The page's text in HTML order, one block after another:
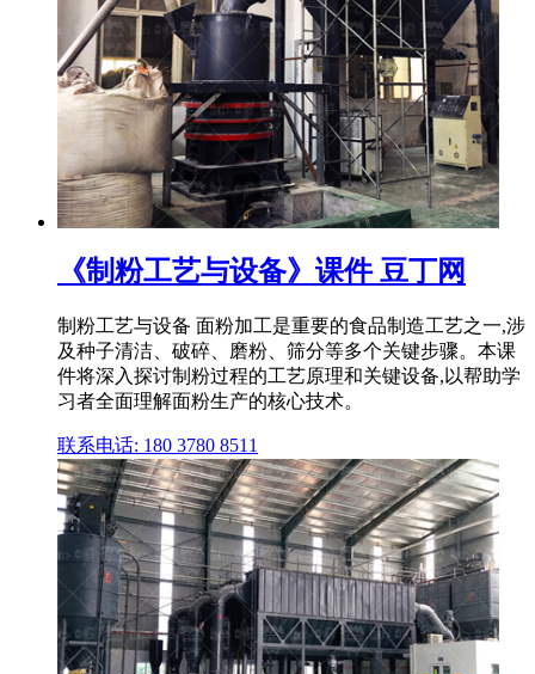
《制粉工艺与设备》课件 豆丁网
制粉工艺与设备 面粉加工是重要的食品制造工艺之一,涉
及种子清洁、破碎、磨粉、筛分等多个关键步骤。本课
件将深入探讨制粉过程的工艺原理和关键设备,以帮助学
习者全面理解面粉生产的核心技术。
联系电话: 180 3780 8511